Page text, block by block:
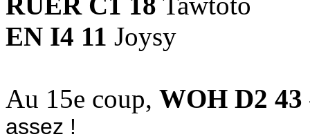
EN I4 11 Joysy
Au 15e coup, WOH D2 43
assez !